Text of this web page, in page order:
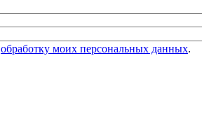
обработку моих персональных данных.